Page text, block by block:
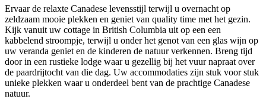
Ervaar de relaxte Canadese levensstijl terwijl u overnacht op
zeldzaam mooie plekken en geniet van quality time met het gezin.
Kijk vanuit uw cottage in British Columbia uit op een een
kabbelend stroompje, terwijl u onder het genot van een glas wijn op
uw veranda geniet en de kinderen de natuur verkennen. Breng tijd
door in een rustieke lodge waar u gezellig bij het vuur napraat over
de paardrijtocht van die dag. Uw accommodaties zijn stuk voor stuk
unieke plekken waar u onderdeel bent van de prachtige Canadese
natuur.